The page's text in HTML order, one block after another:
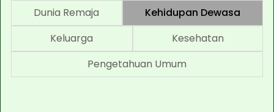
Dunia Remaja
Kehidupan Dewasa
Keluarga
Kesehatan
Pengetahuan Umum